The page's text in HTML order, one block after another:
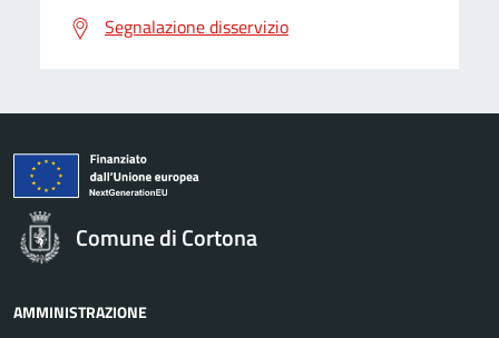
Segnalazione disservizio
Comune di Cortona
AMMINISTRAZIONE